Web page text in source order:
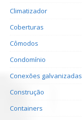
Climatizador
Coberturas
Cômodos
Condomínio
Conexões galvanizadas
Construção
Containers